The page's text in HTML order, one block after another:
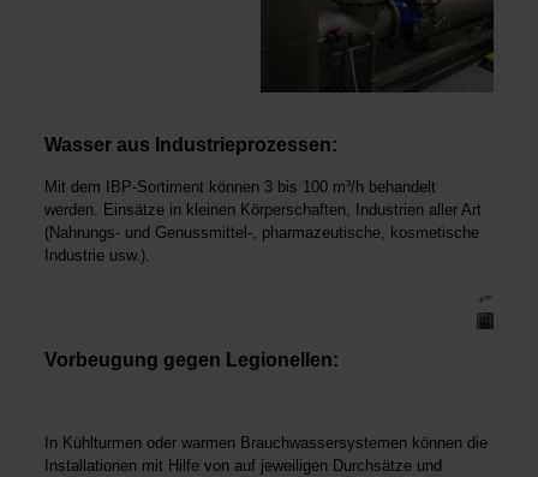
Wasser aus Industrieprozessen:
Mit dem IBP-Sortiment können 3 bis 100 m³/h behandelt
werden. Einsätze in kleinen Körperschaften, Industrien aller Art
(Nahrungs- und Genussmittel-, pharmazeutische, kosmetische
Industrie usw.).
Vorbeugung gegen Legionellen:
In Kühlturmen oder warmen Brauchwassersystemen können die
Installationen mit Hilfe von auf jeweiligen Durchsätze und